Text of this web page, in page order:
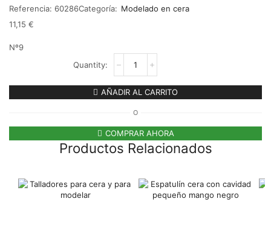
Referencia: 60286Categoría: Modelado en cera
11,15 €
Nº9
AÑADIR AL CARRITO
O
COMPRAR AHORA
Productos Relacionados